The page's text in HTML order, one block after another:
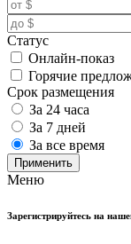
Статус
Онлайн-показ
Горячие
Срок размещения
За 24 часа
За 7 дней
За все время
Применить
Меню
Зарегистрируйтесь на